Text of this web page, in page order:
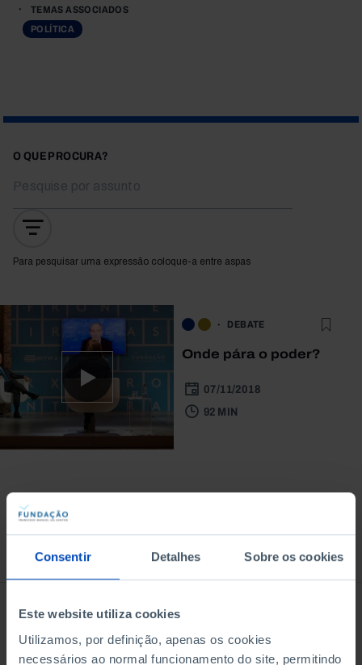
Consentir Detalhes Sobre os cookies
Este website utiliza cookies
Utilizamos, por definição, apenas os cookies
necessários ao normal funcionamento do site, permitindo
TEMAS ASSOCIADOS
POLÍTICA
O QUE PROCURA?
Para pesquisar uma expressão coloque-a entre aspas
DEBATE
Onde pára o poder?
07/11/2018
92 MIN
À venda na Livraria